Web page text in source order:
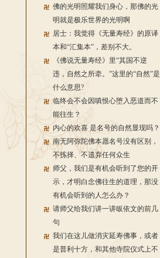
佛的光明照耀我们身心，那佛的光
明就是极乐世界的光明啊
居士：我觉得《无量寿经》的原译
本和“汇集本”，差别不大。
《佛说无量寿经》里“其国不逆
违，自然之所牵。”这里的“自然”是
什么意思?
临终会不会因嗔恨心堕入恶道而不
能往生？
内心的欢喜 是名号的自然显现吗？
南无阿弥陀佛本愿名号没有区别，
不拣择、不遗弃任何众生
师父，我们是有机会听到了您的开
示，才明白念佛往生的道理，那没
有机会听到的人怎么办？
请师父给我们讲一讲皈依文的前几
句
我们在这儿做消灾延寿佛事，或者
是普利十方，和其他寺院仪式上不